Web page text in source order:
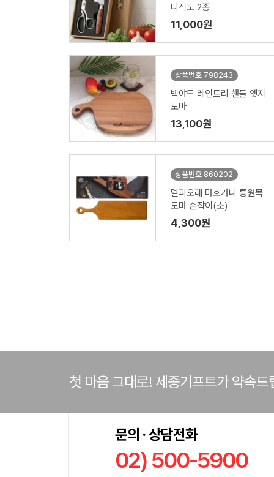
니식도 2종
11,000원
상품번호 798243
백야드 레인트리 핸들 엣지
도마
13,100원
상품번호 860202
델피오레 마호가니 통원목
도마 손잡이(소)
4,300원
첫 마음 그대로! 세종기프트가 약속드
문의 · 상담전화
02) 500-5900